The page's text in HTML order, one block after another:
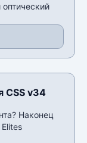
CSS v34
Наконец